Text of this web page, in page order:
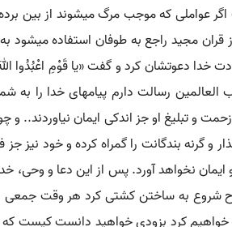
عواملی که موجب مرگ می‏شوند از بین
از قران مجید راجع به طوفان استفاده
خدا دعوتشان کرد و گفت «یا قَوْمِ اعْبُدُوا
رسالت دارم پیامهای خدا را به
سال زحمت و تبلیغ او جز اندکی ایمان
و گرنه بندگانت را گمراه کرده و خود
ایمان نخواهد آورد. پس از این دعا و
شروع به ساختن کشتی کرد هر وقت جمعی